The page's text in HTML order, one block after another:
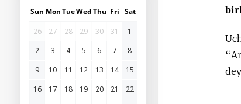
Sun MonTueWedThu Fri Sat
26
27 28 29 30 31
1
2
3 4 5 6 7
8
9
10 11 12 13 14
15
16
17 18 19 20 21
22